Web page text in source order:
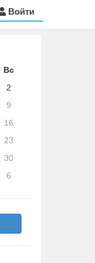
Войти
Вс
2
9
16
23
30
6